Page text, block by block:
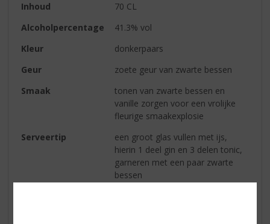
Inhoud
70 CL
Alcoholpercentage
41.3% vol
Kleur
donkerpaars
Geur
zoete geur van zwarte bessen
Smaak
tonen van zwarte bessen en
vanille zorgen voor een vrolijke
fleurige smaakexplosie
Serveertip
een groot glas vullen met ijs,
hierin 1 deel gin en 3 delen tonic,
garneren met een paar zwarte
bessen